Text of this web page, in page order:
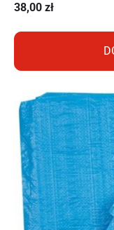
38,00 zł